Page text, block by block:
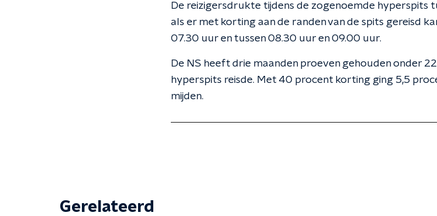
De reizigersdrukte tijdens de zogenoemde hyperspits
als er met korting aan de randen van de spits gereisd
07.30 uur en tussen 08.30 uur en 09.00 uur.
De NS heeft drie maanden proeven gehouden onder
hyperspits reisde. Met 40 procent korting ging 5,5
mijden.
Gerelateerd